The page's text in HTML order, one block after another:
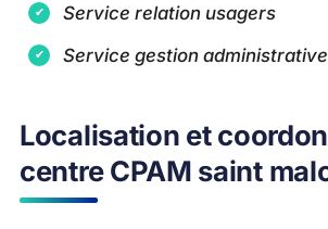
Service relation usagers
Service gestion administrative
Localisation et
centre CPAM saint